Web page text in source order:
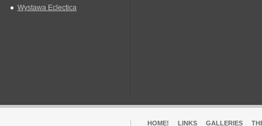
Wystawa Eclectica
HOME! LINKS GALLERIES